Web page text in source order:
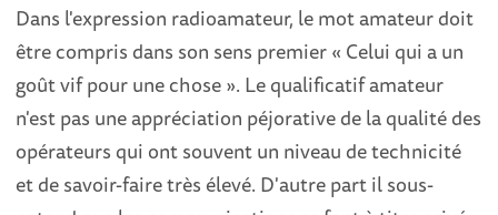
Dans l'expression radioamateur, le mot amateur doit
être compris dans son sens premier « Celui qui a un
goût vif pour une chose ». Le qualificatif amateur
n'est pas une appréciation péjorative de la qualité des
opérateurs qui ont souvent un niveau de technicité
et de savoir-faire très élevé. D'autre part il sous-